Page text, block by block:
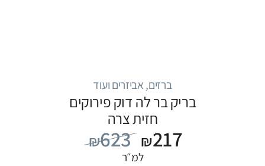
ברזים, אביזרים ועוד
בריק בר לה דוק פירוקים
חזית צרה
₪623 ₪217
למ״ר